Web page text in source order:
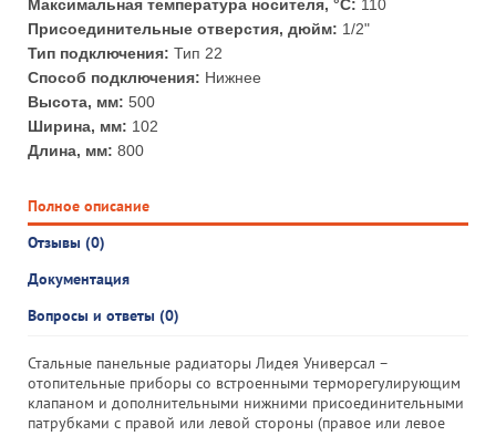
Максимальная температура носителя, °С: 110
Присоединительные отверстия, дюйм: 1/2"
Тип подключения: Тип 22
Способ подключения: Нижнее
Высота, мм: 500
Ширина, мм: 102
Длина, мм: 800
Полное описание
Отзывы (0)
Документация
Вопросы и ответы (0)
Стальные панельные радиаторы Лидея Универсал –
отопительные приборы со встроенными терморегулирующим
клапаном и дополнительными нижними присоединительными
патрубками с правой или левой стороны (правое или левое